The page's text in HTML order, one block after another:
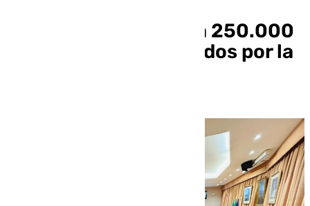
Vélez-Málaga destina 250.000
euros a los damnificados por la